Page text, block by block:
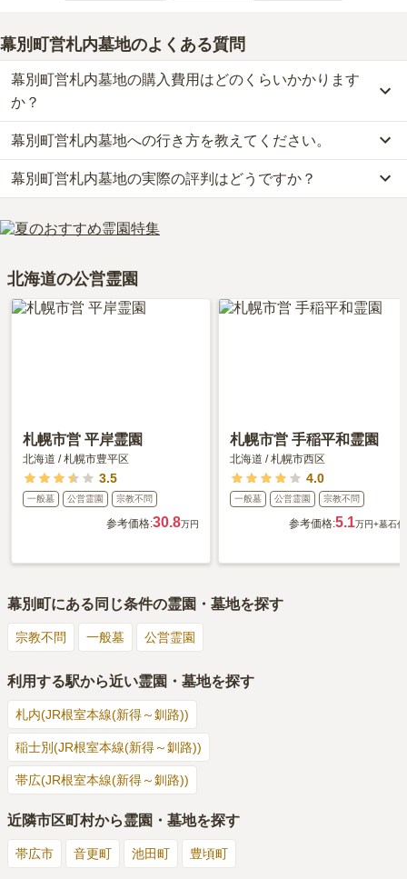
幕別町営札内墓地のよくある質問
幕別町営札内墓地の購入費用はどのくらいかかります
か？
幕別町営札内墓地の現在の販売価格については現在調査中です。
お墓は、価格が高いものがよい、安いものが悪い、という訳ではあ
りません。大切なのは、ご家族が心から納得し、安心してお参りで
きる場所を選ぶことです。
幕別町営札内墓地への行き方を教えてください。
幕別町営札内墓地への行き方は現在調査中です。
詳細な行き方や送迎バスの有無については、資料請求で最新の情報
をご確認ください。
幕別町営札内墓地の実際の評判はどうですか？
幕別町営札内墓地の口コミはまだ投稿されておりません。
口コミはあくまで一つの目安です。資料請求や現地見学を通して、
北海道の公営霊園
札幌市営 平岸霊園
北海道 /札幌市豊平区
3.5
一般墓 公営霊園 宗教不問
参考価格:30.8万円
札幌市営 手稲平和霊園
北海道 /札幌市西区
4.0
一般墓 公営霊園 宗教不問
参考価格:5.1万円+墓石代
幕別町にある同じ条件の霊園・墓地を探す
宗教不問 一般墓 公営霊園
利用する駅から近い霊園・墓地を探す
札内(JR根室本線(新得～釧路))
稲士別(JR根室本線(新得～釧路))
帯広(JR根室本線(新得～釧路))
近隣市区町村から霊園・墓地を探す
帯広市 音更町 池田町 豊頃町